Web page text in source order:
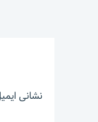
نشانی